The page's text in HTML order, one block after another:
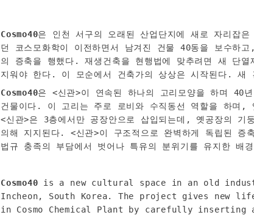
Cosmo40은 인천 서구의 오래된 산업단지에 새로 자리잡
던 코스모화학이 이전하면서 남겨진 건물 40동을 보수하
의 증축을 행했다. 재생건축을 현행법에 맞추려면 새 단열
지워야 한다. 이 모순에서 건축가의 상상은 시작된다. 새
Cosmo40은 <신관>이 연속된 하나의 고리모양을 하며 40
건물이다. 이 고리는 주로 로비와 수직동선 역할을 하며,
<신관>은 3층에서만 공장안으로 삽입되는데, 옛공장의 기
의해 지지된다. <신관>이 구조적으로 완벽하게 독립된 증
법규 충족의 부담에서 벗어나 특유의 분위기를 유지한 배
Cosmo40 is a new cultural space in an old
Incheon, South Korea. The project gives new
in Cosmo Chemical Plant by carefully inserting